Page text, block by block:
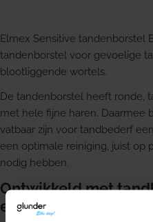
Elmex Sensitive tandenborstel
tandenborstel voor gevoelige
blootliggende wortels.
De tandenborstel heeft ronde,
met hele fijne haren. Daarmee
vatbaar zijn voor tandbederf
een optimale reiniging, juist op
nodig hebben.
Ontwikkeld met
expertise